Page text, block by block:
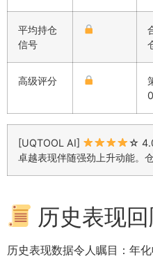
平均持仓
信号
高级评分
[UQTOOL AI]
☆
卓越表现伴随强劲上升动能。
历史表现
历史表现数据令人瞩目：年